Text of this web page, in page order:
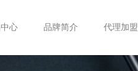
心 品牌简介 代理加盟